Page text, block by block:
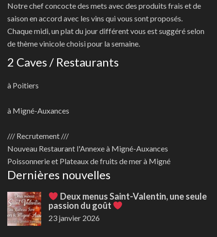
Notre chef concocte des mets avec des produits frais et de
saison en accord avec les vins qui vous sont proposés.
Chaque midi, un plat du jour différent vous est suggéré selon
de thème vinicole choisi pour la semaine.
2 Caves / Restaurants
à Poitiers
à Migné-Auxances
/// Recrutement ///
Nouveau Restaurant l'Annexe à Migné-Auxances
Poissonnerie et Plateaux de fruits de mer à Migné
Dernières nouvelles
Deux menus Saint-Valentin, une seule
passion du goût
23 janvier 2026